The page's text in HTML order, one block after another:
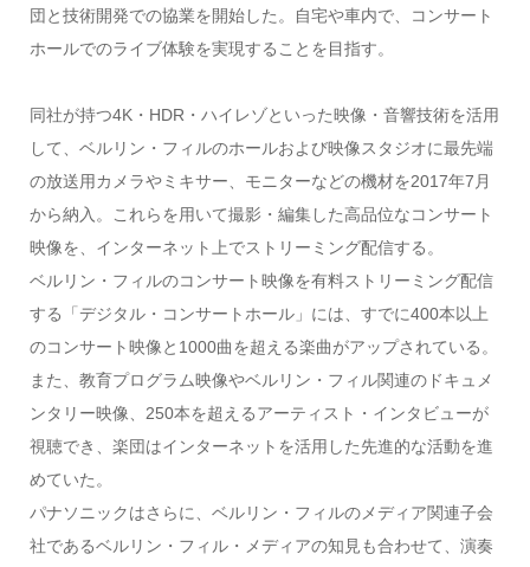
団と技術開発での協業を開始した。自宅や車内で、コンサート
ホールでのライブ体験を実現することを目指す。
同社が持つ4K・HDR・ハイレゾといった映像・音響技術を活用
して、ベルリン・フィルのホールおよび映像スタジオに最先端
の放送用カメラやミキサー、モニターなどの機材を2017年7月
から納入。これらを用いて撮影・編集した高品位なコンサート
映像を、インターネット上でストリーミング配信する。
ベルリン・フィルのコンサート映像を有料ストリーミング配信
する「デジタル・コンサートホール」には、すでに400本以上
のコンサート映像と1000曲を超える楽曲がアップされている。
また、教育プログラム映像やベルリン・フィル関連のドキュメ
ンタリー映像、250本を超えるアーティスト・インタビューが
視聴でき、楽団はインターネットを活用した先進的な活動を進
めていた。
パナソニックはさらに、ベルリン・フィルのメディア関連子会
社であるベルリン・フィル・メディアの知見も合わせて、演奏